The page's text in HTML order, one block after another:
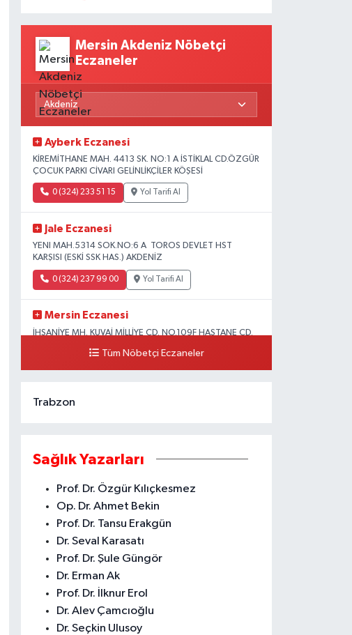
Mersin Akdeniz Nöbetçi
Eczaneler
Ayberk Eczanesi
KİREMİTHANE MAH. 4413 SK. NO:1 A İSTİKLAL CD.ÖZGÜR
ÇOCUK PARKI CİVARI GELİNLİKÇİLER KÖŞESİ
0 (324) 233 51 15 Yol Tarifi Al
Jale Eczanesi
YENI MAH.5314 SOK.NO:6 A TOROS DEVLET HST
KARŞISI (ESKİ SSK HAS.) AKDENİZ
0 (324) 237 99 00 Yol Tarifi Al
Mersin Eczanesi
İHSANİYE MH. KUVAİ MİLLİYE CD. NO.109F HASTANE CD.
KURUÇEŞME ŞUBESİ KARŞISI AKDENİZ
Tüm Nöbetçi Eczaneler
Trabzon
Sağlık Yazarları
Prof. Dr. Özgür Kılıçkesmez
Op. Dr. Ahmet Bekin
Prof. Dr. Tansu Erakgün
Dr. Seval Karasatı
Prof. Dr. Şule Güngör
Dr. Erman Ak
Prof. Dr. İlknur Erol
Dr. Alev Çamcıoğlu
Dr. Seçkin Ulusoy